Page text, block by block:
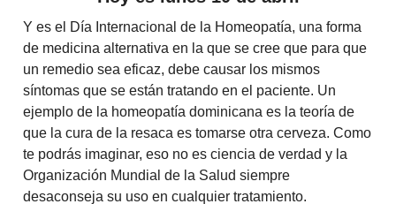
Y es el Día Internacional de la Homeopatía, una forma
de medicina alternativa en la que se cree que para que
un remedio sea eficaz, debe causar los mismos
síntomas que se están tratando en el paciente. Un
ejemplo de la homeopatía dominicana es la teoría de
que la cura de la resaca es tomarse otra cerveza. Como
te podrás imaginar, eso no es ciencia de verdad y la
Organización Mundial de la Salud siempre
desaconseja su uso en cualquier tratamiento.